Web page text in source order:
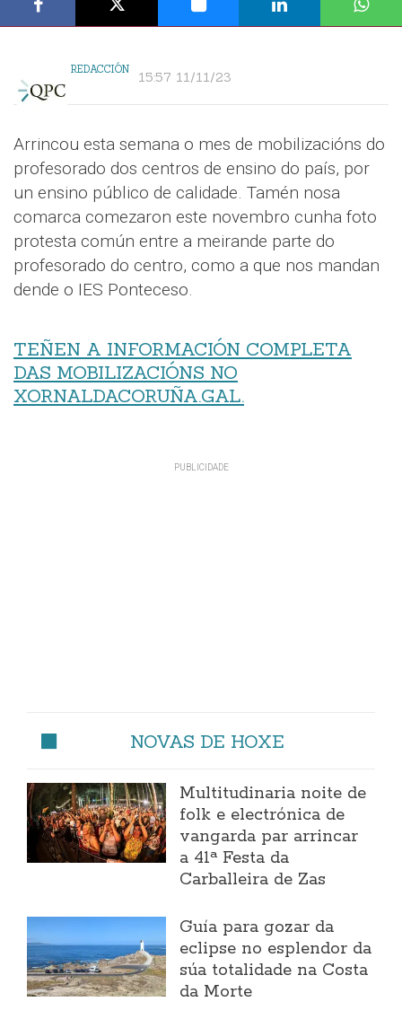
REDACCIÓN 15:57 11/11/23
Arrincou esta semana o mes de mobilizacións do
profesorado dos centros de ensino do país, por
un ensino público de calidade. Tamén nosa
comarca comezaron este novembro cunha foto
protesta común entre a meirande parte do
profesorado do centro, como a que nos mandan
dende o IES Ponteceso.
TEÑEN A INFORMACIÓN COMPLETA
DAS MOBILIZACIÓNS NO
XORNALDACORUÑA.GAL.
NOVAS DE HOXE
Multitudinaria noite de
folk e electrónica de
vangarda par arrincar
a 41ª Festa da
Carballeira de Zas
Guía para gozar da
eclipse no esplendor da
súa totalidade na Costa
da Morte